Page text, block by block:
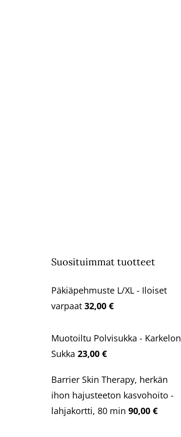
Suosituimmat tuotteet
Päkiäpehmuste L/XL - Iloiset
varpaat 32,00€
Muotoiltu Polvisukka - Karkelon
Sukka 23,00€
Barrier Skin Therapy, herkän
ihon hajusteeton kasvohoito -
lahjakortti, 80 min 90,00€